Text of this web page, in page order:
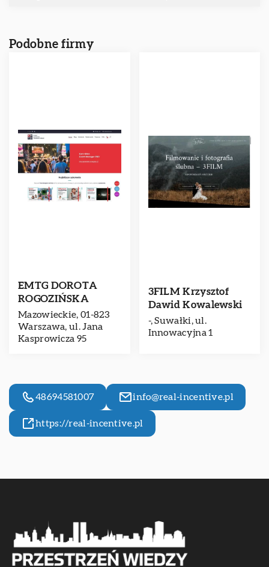
Podobne firmy
EMTG DOROTA
ROGOZIŃSKA
Mazowieckie, 01-823
Warszawa, ul. Jana
Kasprowicza 95
3FILM Krzysztof
Dawid Kowalewski
-, Suwałki, ul.
Innowacyjna 1
48694581007 info@real-incentive.pl
https://real-incentive.pl